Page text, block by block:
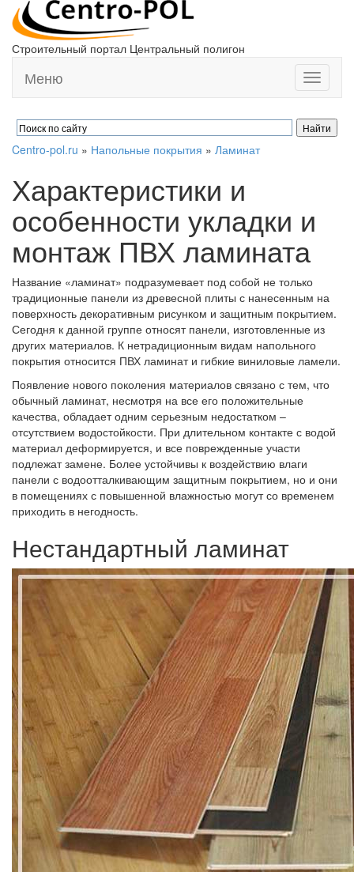
Строительный портал Центральный полигон
Toggle
Меню
Centro-pol.ru » Напольные покрытия » Ламинат
Характеристики и
особенности укладки и
монтаж ПВХ ламината
Название «ламинат» подразумевает под собой не только
традиционные панели из древесной плиты с нанесенным на
поверхность декоративным рисунком и защитным покрытием.
Сегодня к данной группе относят панели, изготовленные из
других материалов. К нетрадиционным видам напольного
покрытия относится ПВХ ламинат и гибкие виниловые ламели.
Появление нового поколения материалов связано с тем, что
обычный ламинат, несмотря на все его положительные
качества, обладает одним серьезным недостатком –
отсутствием водостойкости. При длительном контакте с водой
материал деформируется, и все поврежденные участи
подлежат замене. Более устойчивы к воздействию влаги
панели с водоотталкивающим защитным покрытием, но и они
в помещениях с повышенной влажностью могут со временем
приходить в негодность.
Нестандартный ламинат